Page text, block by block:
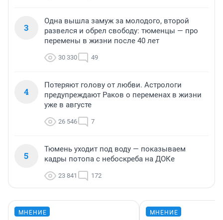
3
Одна вышла замуж за молодого, второй
развелся и обрел свободу: тюменцы — про
перемены в жизни после 40 лет
30 330 49
4
Потеряют голову от любви. Астрологи
предупреждают Раков о переменах в жизни
уже в августе
26 546 7
5
Тюмень уходит под воду — показываем
кадры потопа с небоскреба на ДОКе
23 841 172
МНЕНИЕ МНЕНИЕ